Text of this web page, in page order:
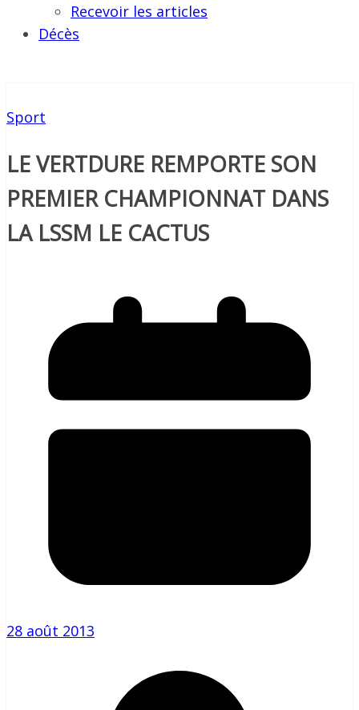
Recevoir les articles
Décès
Sport
LE VERTDURE REMPORTE SON
PREMIER CHAMPIONNAT DANS
LA LSSM LE CACTUS
28 août 2013